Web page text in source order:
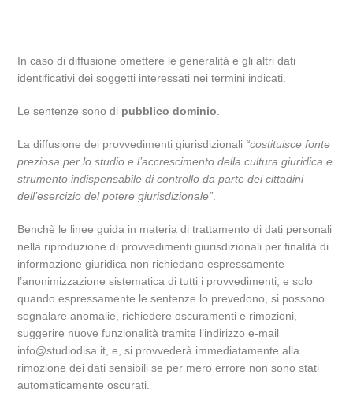
In caso di diffusione omettere le generalità e gli altri dati
identificativi dei soggetti interessati nei termini indicati.
Le sentenze sono di pubblico dominio
La diffusione dei provvedimenti giurisdizionali “costituisce fonte
preziosa per lo studio e l’accrescimento della cultura giuridica e
strumento indispensabile di controllo da parte dei cittadini
dell’esercizio del potere giurisdizionale”
Benchè le linee guida in materia di trattamento di dati personali
nella riproduzione di provvedimenti giurisdizionali per finalità di
informazione giuridica non richiedano espressamente
l’anonimizzazione sistematica di tutti i provvedimenti, e solo
quando espressamente le sentenze lo prevedono, si possono
segnalare anomalie, richiedere oscuramenti e rimozioni,
suggerire nuove funzionalità tramite l’indirizzo e-mail
info@studiodisa.it, e, si provvederà immediatamente alla
rimozione dei dati sensibili se per mero errore non sono stati
automaticamente oscurati.